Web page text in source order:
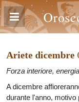
Ariete dicembre
Forza interiore,
A dicembre
durante l'anno, motivo